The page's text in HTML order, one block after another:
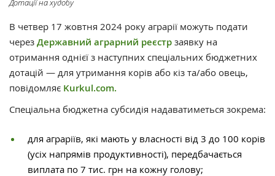
Дотації на худобу
В четвер 17 жовтня 2024 року аграрії можуть подати
через Державний аграрний реєстр заявку на
отримання однієї з наступних спеціальних бюджетних
дотацій — для утримання корів або кіз та/або овець,
повідомляє Kurkul.com.
Спеціальна бюджетна субсидія надаватиметься зокрема:
для аграріїв, які мають у власності від 3 до 100 корів
(усіх напрямів продуктивності), передбачається
виплата по 7 тис. грн на кожну голову;